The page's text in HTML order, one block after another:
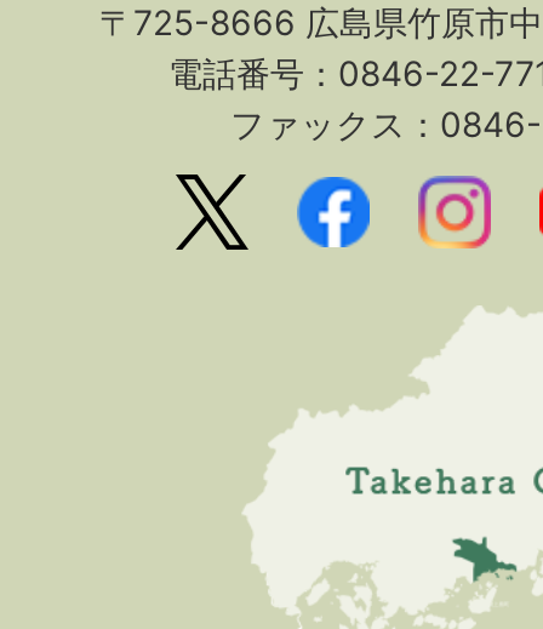
〒725-8666 広島県竹原市
電話番号：0846-22-
ファックス：